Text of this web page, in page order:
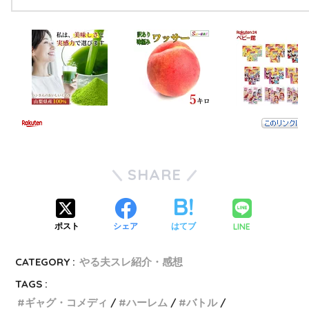
SHARE
ポスト シェア はてブ LINE
CATEGORY : やる夫スレ紹介・感想
TAGS :
ギャグ・コメディ
ハーレム
バトル